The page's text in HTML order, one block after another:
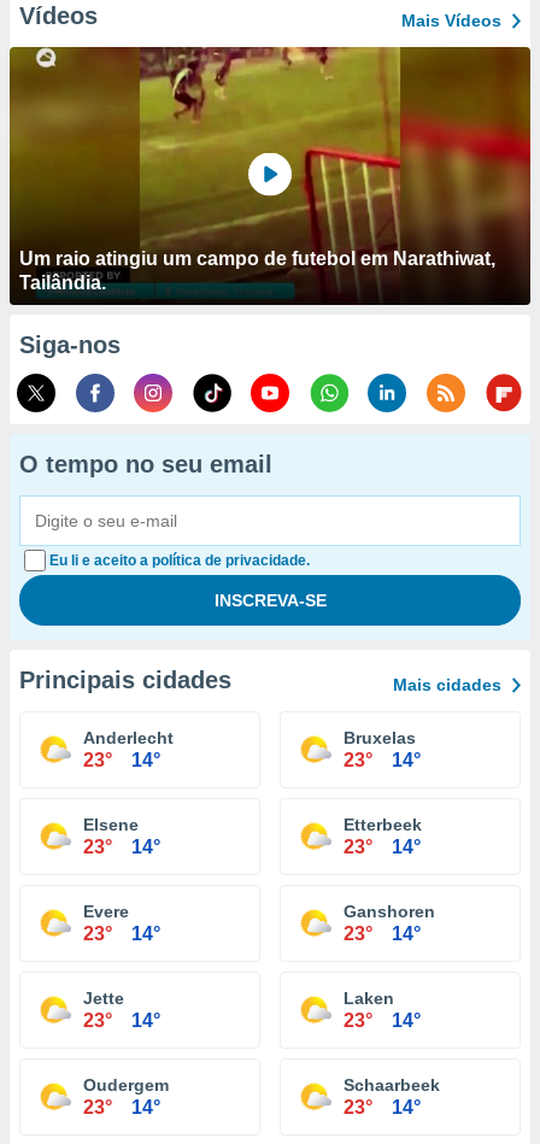
Vídeos Mais Vídeos
Um raio atingiu um campo de futebol em Narathiwat,
Tailândia.
Siga-nos
O tempo no seu email
Eu li e aceito a política de privacidade.
Principais cidades Mais cidades
Anderlecht
23° 14°
Bruxelas
23° 14°
Elsene
23° 14°
Etterbeek
23° 14°
Evere
23° 14°
Ganshoren
23° 14°
Jette
23° 14°
Laken
23° 14°
Oudergem
23° 14°
Schaarbeek
23° 14°